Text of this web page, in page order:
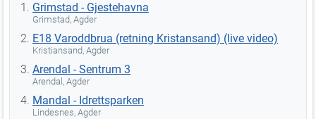
Grimstad - Gjestehavna
Grimstad, Agder
E18 Varoddbrua (retning Kristansand) (live video)
Kristiansand, Agder
Arendal - Sentrum 3
Arendal, Agder
Mandal - Idrettsparken
Lindesnes, Agder